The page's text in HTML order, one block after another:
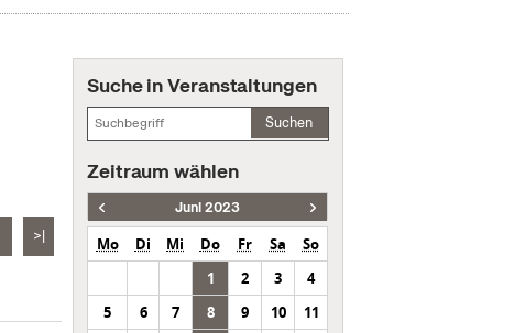
>|
Suche in Veranstaltungen
Suchen
Zeitraum wählen
Juni 2023
Mo Di Mi Do Fr Sa
So
1
2 3
4
5
6 7 8 9 10
11